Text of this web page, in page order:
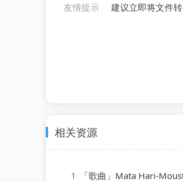
友情提示
建议立即将文件
相关资源
1 「歌曲」Mata Hari-